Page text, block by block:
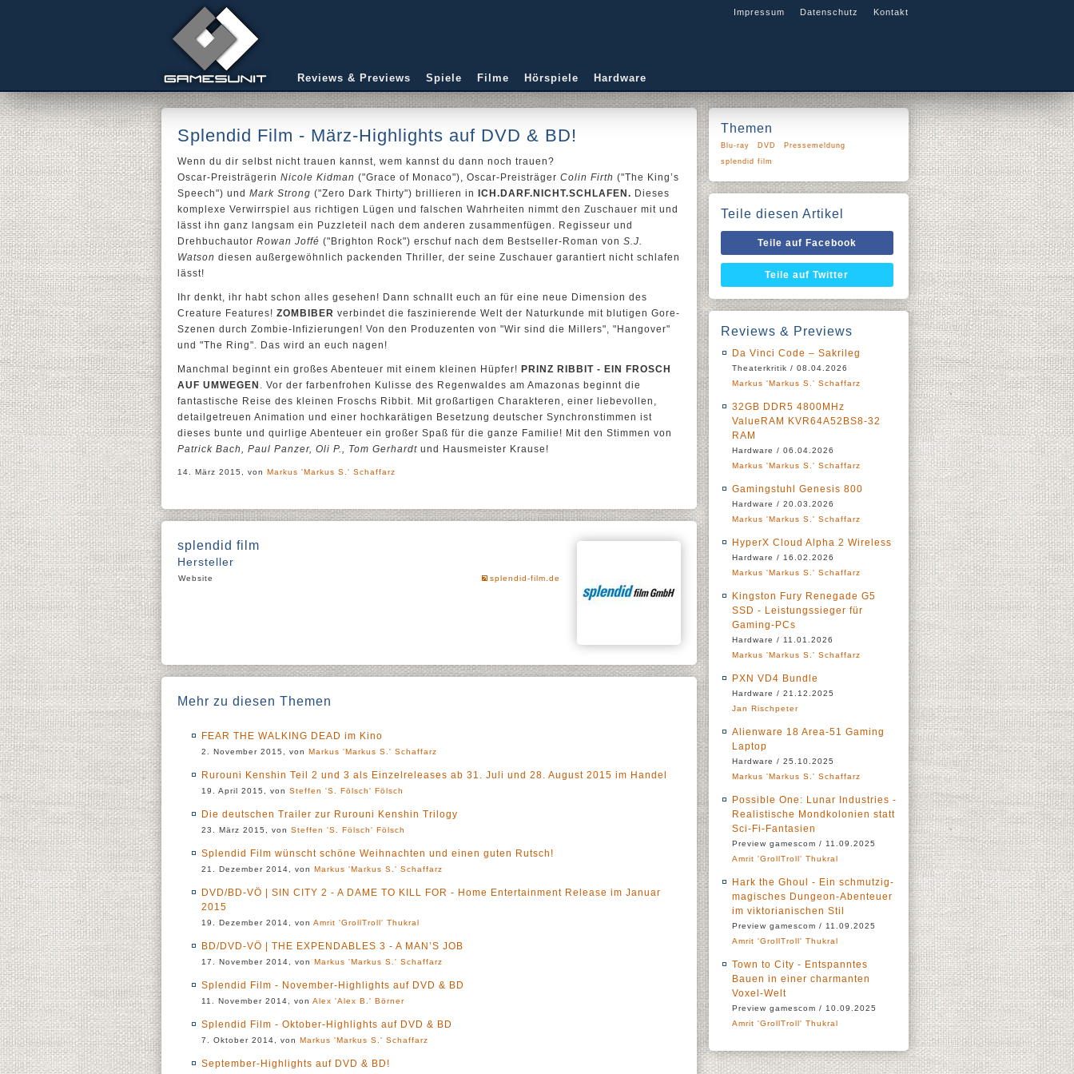
Impressum Datenschutz Kontakt
Reviews & Previews Spiele Filme Hörspiele Hardware
Splendid Film - März-Highlights auf DVD & BD!
Wenn du dir selbst nicht trauen kannst, wem kannst du dann noch trauen?
Oscar-Preisträgerin Nicole Kidman ("Grace of Monaco"), Oscar-Preisträger Colin Firth ("The King’s
Speech") und Mark Strong ("Zero Dark Thirty") brillieren in ICH.DARF.NICHT.SCHLAFEN. Dieses
komplexe Verwirrspiel aus richtigen Lügen und falschen Wahrheiten nimmt den Zuschauer mit und
lässt ihn ganz langsam ein Puzzleteil nach dem anderen zusammenfügen. Regisseur und
Drehbuchautor Rowan Joffé ("Brighton Rock") erschuf nach dem Bestseller-Roman von S.J.
Watson diesen außergewöhnlich packenden Thriller, der seine Zuschauer garantiert nicht schlafen
lässt!
Ihr denkt, ihr habt schon alles gesehen! Dann schnallt euch an für eine neue Dimension des
Creature Features! ZOMBIBER verbindet die faszinierende Welt der Naturkunde mit blutigen Gore-
Szenen durch Zombie-Infizierungen! Von den Produzenten von "Wir sind die Millers", "Hangover"
und "The Ring". Das wird an euch nagen!
Manchmal beginnt ein großes Abenteuer mit einem kleinen Hüpfer! PRINZ RIBBIT - EIN FROSCH
AUF UMWEGEN . Vor der farbenfrohen Kulisse des Regenwaldes am Amazonas beginnt die
fantastische Reise des kleinen Froschs Ribbit. Mit großartigen Charakteren, einer liebevollen,
detailgetreuen Animation und einer hochkarätigen Besetzung deutscher Synchronstimmen ist
dieses bunte und quirlige Abenteuer ein großer Spaß für die ganze Familie! Mit den Stimmen von
Patrick Bach, Paul Panzer, Oli P., Tom Gerhardt und Hausmeister Krause!
14. März 2015, von Markus 'Markus S.' Schaffarz
splendid film
Hersteller
Website splendid-film.de
Mehr zu diesen Themen
FEAR THE WALKING DEAD im Kino
2. November 2015, von Markus 'Markus S.' Schaffarz
Rurouni Kenshin Teil 2 und 3 als Einzelreleases ab 31. Juli und 28. August 2015 im Handel
19. April 2015, von Steffen 'S. Fölsch' Fölsch
Die deutschen Trailer zur Rurouni Kenshin Trilogy
23. März 2015, von Steffen 'S. Fölsch' Fölsch
Splendid Film wünscht schöne Weihnachten und einen guten Rutsch!
21. Dezember 2014, von Markus 'Markus S.' Schaffarz
DVD/BD-VÖ | SIN CITY 2 - A DAME TO KILL FOR - Home Entertainment Release im Januar
2015
19. Dezember 2014, von Amrit 'GrollTroll' Thukral
BD/DVD-VÖ | THE EXPENDABLES 3 - A MAN’S JOB
17. November 2014, von Markus 'Markus S.' Schaffarz
Splendid Film - November-Highlights auf DVD & BD
11. November 2014, von Alex 'Alex B.' Börner
Splendid Film - Oktober-Highlights auf DVD & BD
7. Oktober 2014, von Markus 'Markus S.' Schaffarz
September-Highlights auf DVD & BD!
Themen
Blu-ray DVD
Pressemeldung
splendid film
Teile diesen Artikel
Teile auf Facebook
Teile auf Twitter
Reviews & Previews
Da Vinci Code – Sakrileg
Theaterkritik / 08.04.2026
Markus 'Markus S.' Schaffarz
32GB DDR5 4800MHz
ValueRAM KVR64A52BS8-32
RAM
Hardware / 06.04.2026
Markus 'Markus S.' Schaffarz
Gamingstuhl Genesis 800
Hardware / 20.03.2026
Markus 'Markus S.' Schaffarz
HyperX Cloud Alpha 2 Wireless
Hardware / 16.02.2026
Markus 'Markus S.' Schaffarz
Kingston Fury Renegade G5
SSD - Leistungssieger für
Gaming-PCs
Hardware / 11.01.2026
Markus 'Markus S.' Schaffarz
PXN VD4 Bundle
Hardware / 21.12.2025
Jan Rischpeter
Alienware 18 Area-51 Gaming
Laptop
Hardware / 25.10.2025
Markus 'Markus S.' Schaffarz
Possible One: Lunar Industries -
Realistische Mondkolonien statt
Sci-Fi-Fantasien
Preview gamescom / 11.09.2025
Amrit 'GrollTroll' Thukral
Hark the Ghoul - Ein schmutzig-
magisches Dungeon-Abenteuer
im viktorianischen Stil
Preview gamescom / 11.09.2025
Amrit 'GrollTroll' Thukral
Town to City - Entspanntes
Bauen in einer charmanten
Voxel-Welt
Preview gamescom / 10.09.2025
Amrit 'GrollTroll' Thukral